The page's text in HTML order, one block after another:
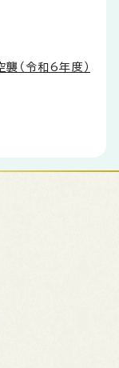
（令和6年度）